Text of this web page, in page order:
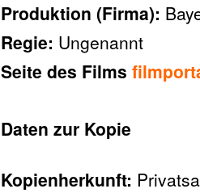
Produktion (Firma):
Regie: Ungenannt
Seite des Films
Daten zur Kopie
Kopienherkunft: